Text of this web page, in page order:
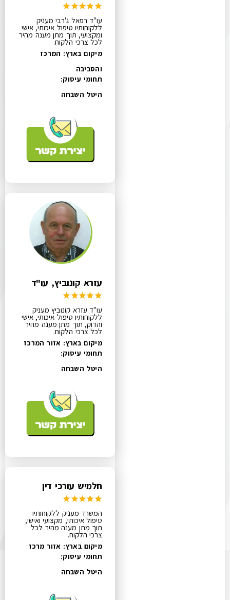
עו"ד רפאל ג'רבי מעניק
ללקוחותיו טיפול איכותי, אישי
ומקצועי, תוך מתן מענה מהיר
לכל צרכי הלקוח.
מיקום בארץ: המרכז
והסביבה
תחומי עיסוק:
היטל השבחה
עזרא קונוביץ, עו"ד
עו"ד עזרא קונוביץ מעניק
ללקוחותיו טיפול איכותי, אישי
והדוק, תוך מתן מענה מהיר
לכל צרכי הלקוח.
מיקום בארץ: אזור המרכז
תחומי עיסוק:
היטל השבחה
חלמיש עורכי דין
המשרד מעניק ללקוחותיו
טיפול איכותי, מקצועי ואישי,
תוך מתן מענה מהיר לכל
צרכי הלקוח.
מיקום בארץ: אזור מרכז
תחומי עיסוק:
היטל השבחה